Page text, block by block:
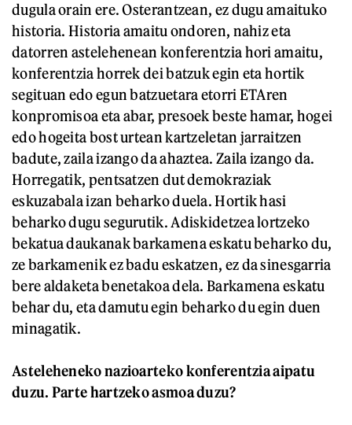
dugula orain ere. Osterantzean, ez dugu amaituko
historia. Historia amaitu ondoren, nahiz eta
datorren astelehenean konferentzia hori amaitu,
konferentzia horrek dei batzuk egin eta hortik
segituan edo egun batzuetara etorri ETAren
konpromisoa eta abar, presoek beste hamar, hogei
edo hogeita bost urtean kartzeletan jarraitzen
badute, zaila izango da ahaztea. Zaila izango da.
Horregatik, pentsatzen dut demokraziak
eskuzabala izan beharko duela. Hortik hasi
beharko dugu segurutik. Adiskidetzea lortzeko
bekatua daukanak barkamena eskatu beharko du,
ze barkamenik ez badu eskatzen, ez da sinesgarria
bere aldaketa benetakoa dela. Barkamena eskatu
behar du, eta damutu egin beharko du egin duen
minagatik.
Asteleheneko nazioarteko konferentzia aipatu
duzu. Parte hartzeko asmoa duzu?